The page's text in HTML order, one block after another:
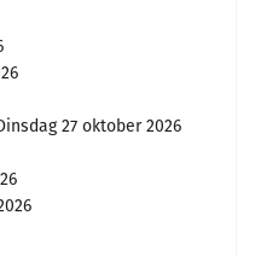
27 oktober 2026